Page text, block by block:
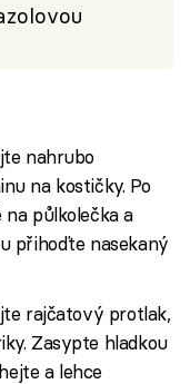
nahrubo
na kostičky. Po
půlkolečka a
přihoďte nasekaný
rajčatový protlak,
Zasypte hladkou
a lehce